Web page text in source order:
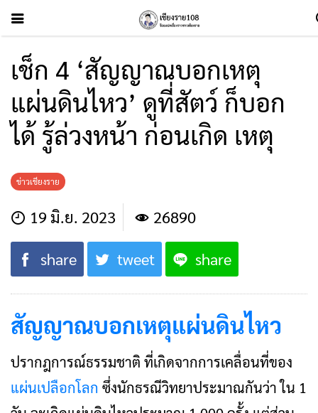
เช็ก 4 ‘สัญญาณบอกเหตุ
แผ่นดินไหว’ ดูที่สัตว์ ก็บอก
ได้ รู้ล่วงหน้า ก่อนเกิด เหตุ
ข่าวเชียงราย
19 มิ.ย. 2023 26890
share tweet share
สัญญาณบอกเหตุแผ่นดินไหว
ปรากฎการณ์ธรรมชาติ ที่เกิดจากการเคลื่อนที่ของ
แผ่นเปลือกโลก ซึ่งนักธรณีวิทยาประมาณกันว่า ใน 1